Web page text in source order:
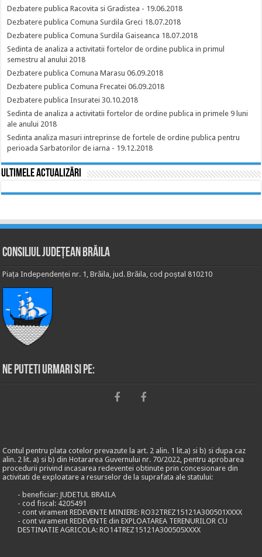
Dezbatere publica Racovita si Gradistea - 19.06.2018
Dezbatere publica Comuna Surdila Greci 18.07.2018
Dezbatere publica Comuna Surdila Gaiseanca 18.07.2018
Sedinta de analiza a activitatii fortelor de ordine publica in primul
semestru al anului 2018
Dezbatere publica Comuna Marasu 06.09.2018
Dezbatere publica Comuna Frecatei 06.09.2018
Dezbatere publica Insuratei 30.10.2018
Sedinta de analiza a activitatii fortelor de ordine publica in primele 9 luni
ale anului 2018
Sedinta analiza masuri intreprinse de fortele de ordine publica pentru
perioada Sarbatorilor de iarna - 19.12.2018
Ultimele actualizări
Consiliul Județean Brăila
Piața Independenței nr. 1, Brăila, jud. Brăila, cod poștal 810210
Ne puteti urmari si pe:
Contul pentru plata cotelor prevazute la art. 2 alin. 1 lit.a) si b) si dupa caz
alin. 2 lit. a) si b) din Hotararea Guvernului nr. 70/2022, pentru aprobarea
procedurii privind incasarea redeventei obtinute prin concesionare din
activitati de exploatare a resurselor de la suprafata ale statului:
- beneficiar: JUDETUL BRAILA
- cod fiscal: 4205491
- cont virament REDEVENTE MINIERE: RO32TREZ15121A300501XXXX
- cont virament REDEVENTE din EXPLOATAREA TERENURILOR CU
DESTINATIE AGRICOLA: RO14TREZ15121A300505XXXX